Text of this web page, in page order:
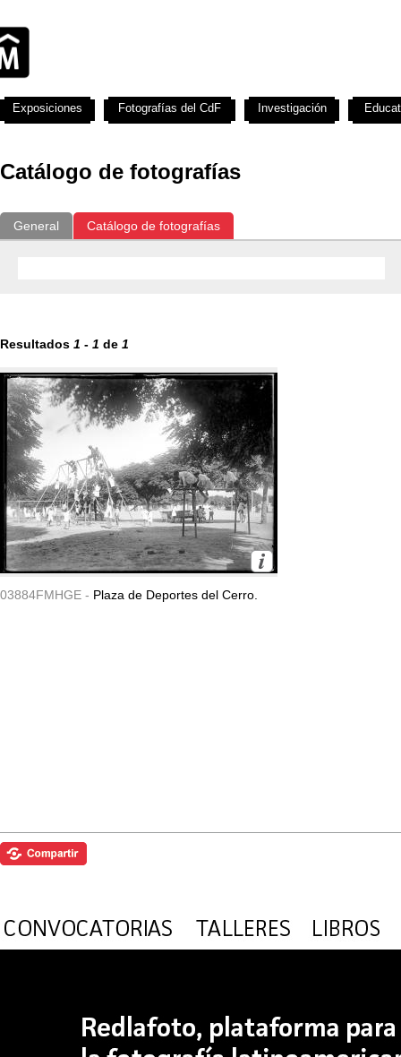
Catálogo de fotografías
General Catálogo de fotografías
Resultados 1 - 1 de 1
03884FMHGE - Plaza de Deportes del Cerro.
Exposiciones Fotografías del CdF Investigación